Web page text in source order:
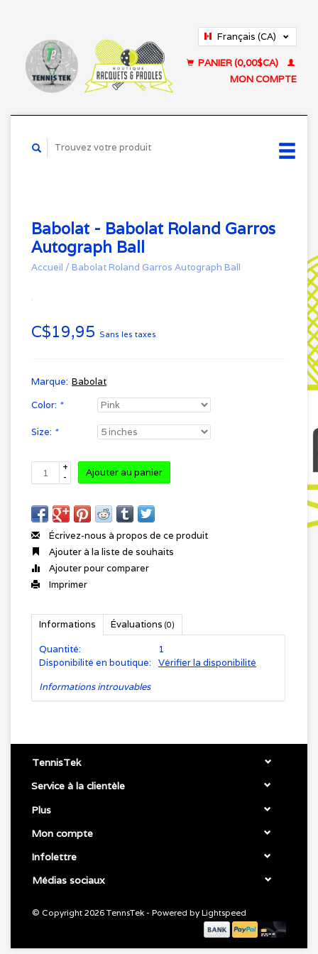
Français (CA)
PANIER (0,00$CA)
MON COMPTE
Babolat - Babolat Roland Garros
Autograph Ball
Accueil / Babolat Roland Garros Autograph Ball
C$19,95 Sans les taxes
Marque: Babolat
Color: *
Size: *
+
-
Ajouter au panier
Écrivez-nous à propos de ce produit
Ajouter à la liste de souhaits
Ajouter pour comparer
Imprimer
Informations Évaluations (0)
Quantité:
1
Disponibilité en boutique:
Vérifier la disponibilité
Informations introuvables
TennisTek
Service à la clientèle
Plus
Mon compte
Infolettre
Médias sociaux
© Copyright 2026 TennsTek - Powered by Lightspeed